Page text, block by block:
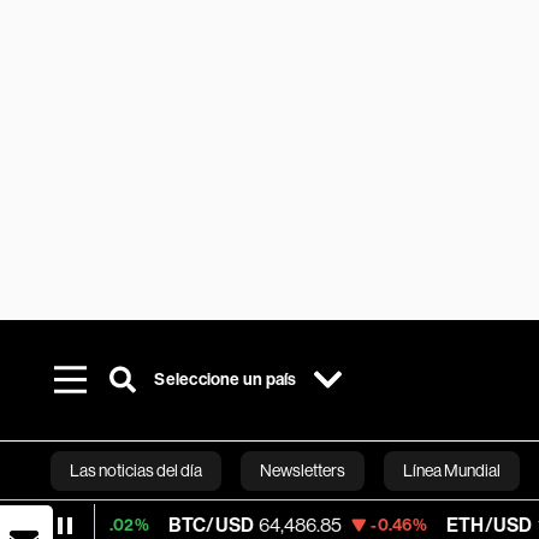
Seleccione un país
Las noticias del día Newsletters Línea Mundial
Bloomberg
BTC/USD 64,486.85 -0.46% ETH/USD 1,894.985